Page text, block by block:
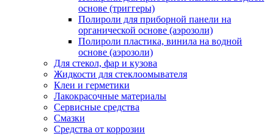
основе (триггеры)
Полироли для приборной панели на
органической основе (аэрозоли)
Полироли пластика, винила на водной
основе (аэрозоли)
Для стекол, фар и кузова
Жидкости для стеклоомывателя
Клеи и герметики
Лакокрасочные материалы
Сервисные средства
Смазки
Средства от коррозии